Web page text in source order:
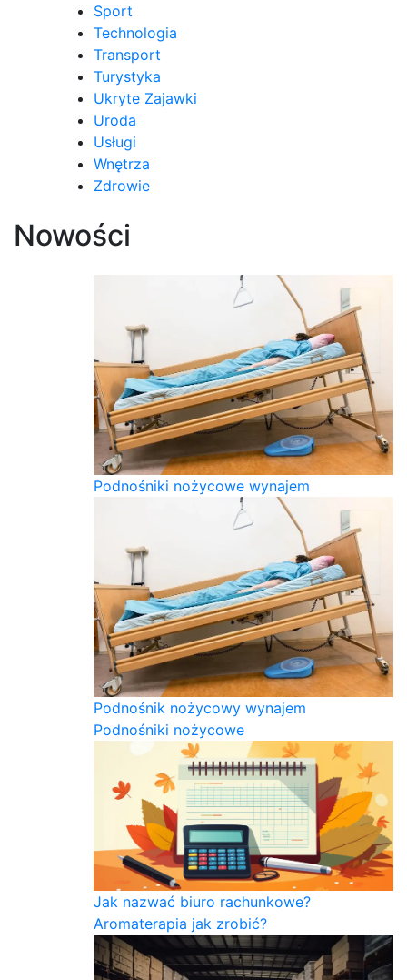
Sport
Technologia
Transport
Turystyka
Ukryte Zajawki
Uroda
Usługi
Wnętrza
Zdrowie
Nowości
Podnośniki nożycowe wynajem
Podnośnik nożycowy wynajem
Podnośniki nożycowe
Jak nazwać biuro rachunkowe?
Aromaterapia jak zrobić?